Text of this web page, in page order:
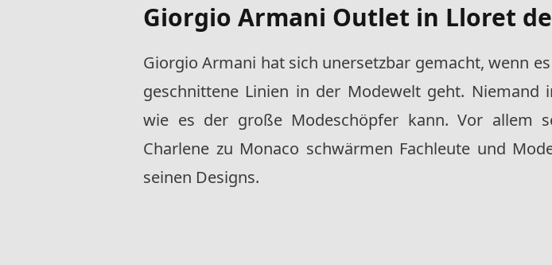
Giorgio Armani Outlet in Lloret
Giorgio Armani hat sich unersetzbar gemacht, wenn
geschnittene Linien in der Modewelt geht. Niemand
wie es der große Modeschöpfer kann. Vor allem
Charlene zu Monaco schwärmen Fachleute und
seinen Designs.